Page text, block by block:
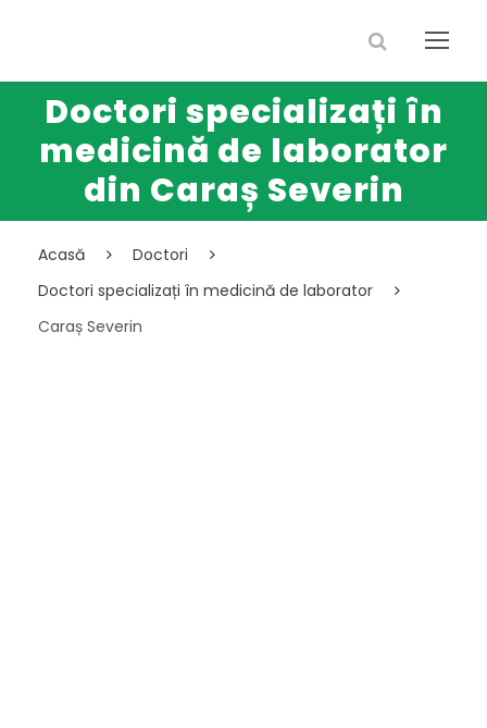
Doctori specializați în
medicină de laborator
din Caraș Severin
Acasă
Doctori
Doctori specializați în medicină de laborator
Caraș Severin